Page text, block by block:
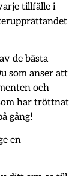
tillfälle i
de bästa
som anser att
och
har tröttnat
gång!
en